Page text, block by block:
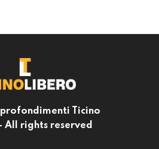
Ticino
rights reserved